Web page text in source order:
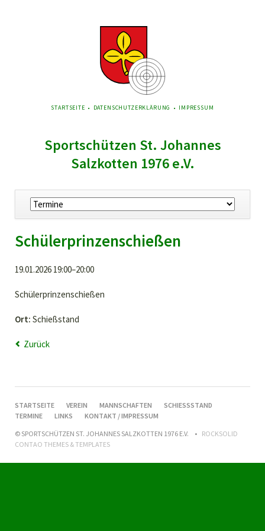
NAVIGATION
STARTSEITE DATENSCHUTZERKLÄRUNG IMPRESSUM
Sportschützen St. Johannes
Salzkotten 1976 e.V.
Navigation
überspringen
Schülerprinzenschießen
19.01.2026 19:00–20:00
Schülerprinzenschießen
Ort: Schießstand
Zurück
NAVIGATION
ÜBERSPRINGEN
STARTSEITE VEREIN MANNSCHAFTEN
SCHIESSSTAND
TERMINE
LINKS
KONTAKT / IMPRESSUM
© SPORTSCHÜTZEN ST. JOHANNES SALZKOTTEN 1976 E.V.
ROCKSOLID
CONTAO THEMES & TEMPLATES